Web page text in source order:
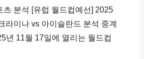
츠 분석 [유럽 월드컵예선] 2025
라이나 vs 아이슬란드 분석 중계
년 11월 17일에 열리는 월드컵